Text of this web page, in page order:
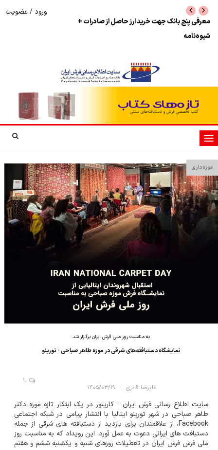
نرخ بازگشت ارز حاصل از صادرات + تکمیلی
ورود /عضویت
تغییر
وضعیت
ناوبری
موزه‌داری
به مناسبت روز ملی فرش ایران برگزار شد
نمایشگاه دستبافته‌های شرقی در موزه طاهر صباحی - تورینو
علیرضا قادری ۱۴۰۵/۰۳/۱۹
1
سایت اطلاع رسانی فرش ایران - کارپتور در یک ابتکار تازه موزه دکتر
طاهر صباحی در شهر تورینو ایتالیا با انتشار پیامی در شبکه اجتماعی
Facebook، از علاقمندان برای بازدید از دستبافته های شرقی از جمله
دستبافت های ایرانی دعوت به عمل آورد. این رویداد که به مناسبت روز
ملی فرش فرش ایران در تعطیلات روزهای شنبه و یکشنبه ششم و هفتم